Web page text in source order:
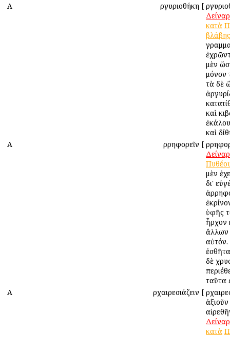
Α
Ἀργυριοθήκη [
κατὰ
βλάβης
μὲν
μόνον
τὰ δὲ
καὶ
καὶ
Α
Ἀρρηφορεῖν [
μὲν
δι'
ὑφῆς
ἦρχον
ἄλλων
δὲ
ταῦτα
Α
Ἀρχαιρεσιάζειν [
κατὰ